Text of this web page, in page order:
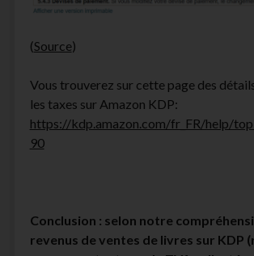
(Source)
Vous trouverez sur cette page des
les taxes sur Amazon KDP:
https://kdp.amazon.com/fr_FR/help/
90
Conclusion : selon notre
revenus de ventes de livres sur KDP